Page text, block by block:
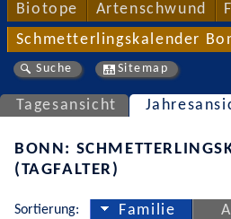
Biotope Artenschwund
Schmetterlingskalender
Suche Sitemap
Tagesansicht
BONN:
(TAGFALTER)
Sortierung: Familie